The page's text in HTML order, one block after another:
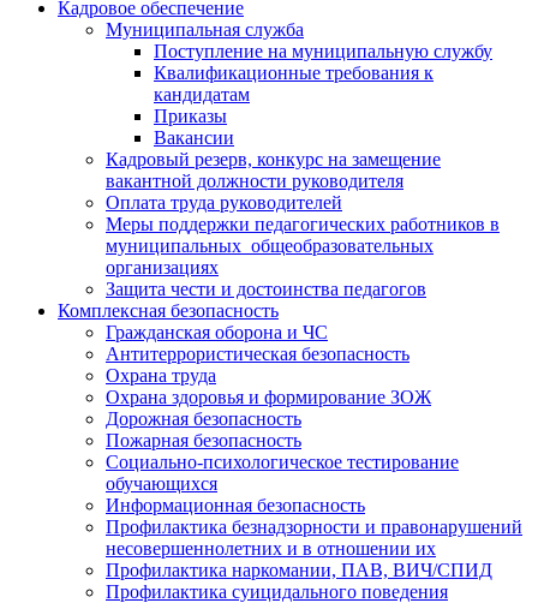
Кадровое обеспечение
Муниципальная служба
Поступление на муниципальную службу
Квалификационные требования к
кандидатам
Приказы
Вакансии
Кадровый резерв, конкурс на замещение
вакантной должности руководителя
Оплата труда руководителей
Меры поддержки педагогических работников в
муниципальных общеобразовательных
организациях
Защита чести и достоинства педагогов
Комплексная безопасность
Гражданская оборона и ЧС
Антитеррористическая безопасность
Охрана труда
Охрана здоровья и формирование ЗОЖ
Дорожная безопасность
Пожарная безопасность
Социально-психологическое тестирование
обучающихся
Информационная безопасность
Профилактика безнадзорности и правонарушений
несовершеннолетних и в отношении их
Профилактика наркомании, ПАВ, ВИЧ/СПИД
Профилактика суицидального поведения